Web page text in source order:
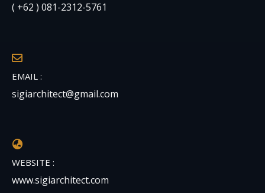
( +62 ) 081-2312-5761
EMAIL :
sigiarchitect@gmail.com
WEBSITE :
www.sigiarchitect.com